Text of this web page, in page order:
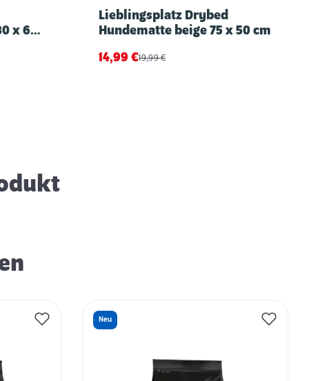
x 60
Lieblingsplatz Drybed
Hundematte beige 75 x 50 cm
14,99€19,99€
Neu